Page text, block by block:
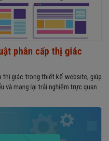
phân cấp thị giác
thị giác trong thiết kế website, giúp
và mang lại trải nghiệm trực quan.